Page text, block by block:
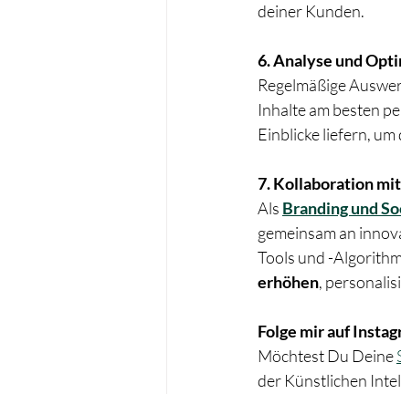
deiner Kunden.
6. Analyse und
Regelmäßige
Inhalte am besten
Einblicke liefern,
7. Kollaboration
Als Branding und
gemeinsam an
Tools und -
erhöhen,
Folge mir auf
Möchtest Du Deine
der Künstlichen